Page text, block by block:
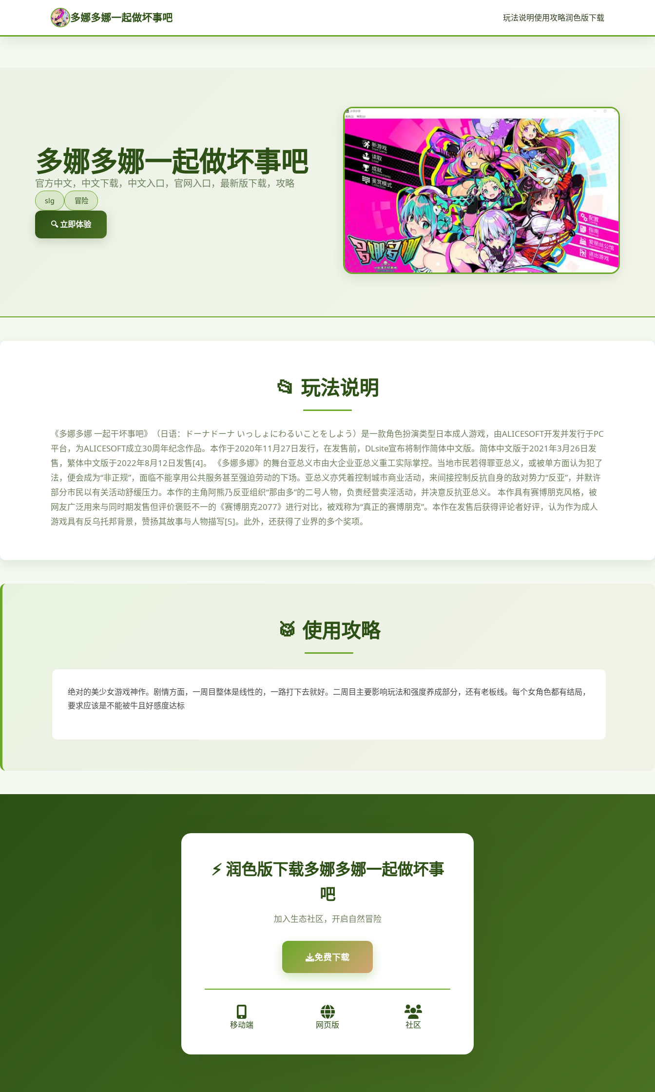
多娜多娜一起做坏事吧 玩法说明使用攻略润色版下载
多娜多娜一起做坏事吧
官方中文，中文下载，中文入口，官网入口，最新版下载，攻略
slg 冒险
🔍 立即体验
📂 玩法说明
《多娜多娜 一起干坏事吧》（日语：ドーナドーナ いっしょにわるいことをしよう）是一款角色扮演类型日本成人游戏，由ALICESOFT开发并发行于PC
平台，为ALICESOFT成立30周年纪念作品。本作于2020年11月27日发行，在发售前，DLsite宣布将制作简体中文版。简体中文版于2021年3月26日发
售，繁体中文版于2022年8月12日发售[4]。 《多娜多娜》的舞台亚总义市由大企业亚总义重工实际掌控。当地市民若得罪亚总义，或被单方面认为犯了
法，便会成为“非正规”，面临不能享用公共服务甚至强迫劳动的下场。亚总义亦凭着控制城市商业活动，来间接控制反抗自身的敌对势力“反亚”，并默许
部分市民以有关活动舒缓压力。本作的主角阿熊乃反亚组织“那由多”的二号人物，负责经营卖淫活动，并决意反抗亚总义。 本作具有赛博朋克风格，被
网友广泛用来与同时期发售但评价褒贬不一的《赛博朋克2077》进行对比，被戏称为“真正的赛博朋克”。本作在发售后获得评论者好评，认为作为成人
游戏具有反乌托邦背景，赞扬其故事与人物描写[5]。此外，还获得了业界的多个奖项。
🥁 使用攻略
绝对的美少女游戏神作。剧情方面，一周目整体是线性的，一路打下去就好。二周目主要影响玩法和强度养成部分，还有老板线。每个女角色都有结局，
要求应该是不能被牛且好感度达标
⚡ 润色版下载多娜多娜一起做坏事
吧
加入生态社区，开启自然冒险
免费下载
移动端 网页版 社区